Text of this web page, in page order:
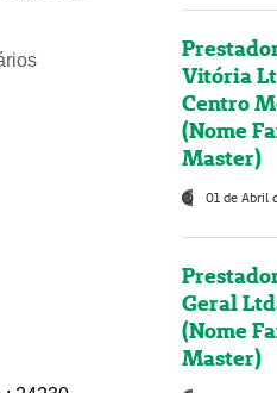
Vitória
Centro
(Nome
Master)
01 de Abril
Geral
(Nome
Master)